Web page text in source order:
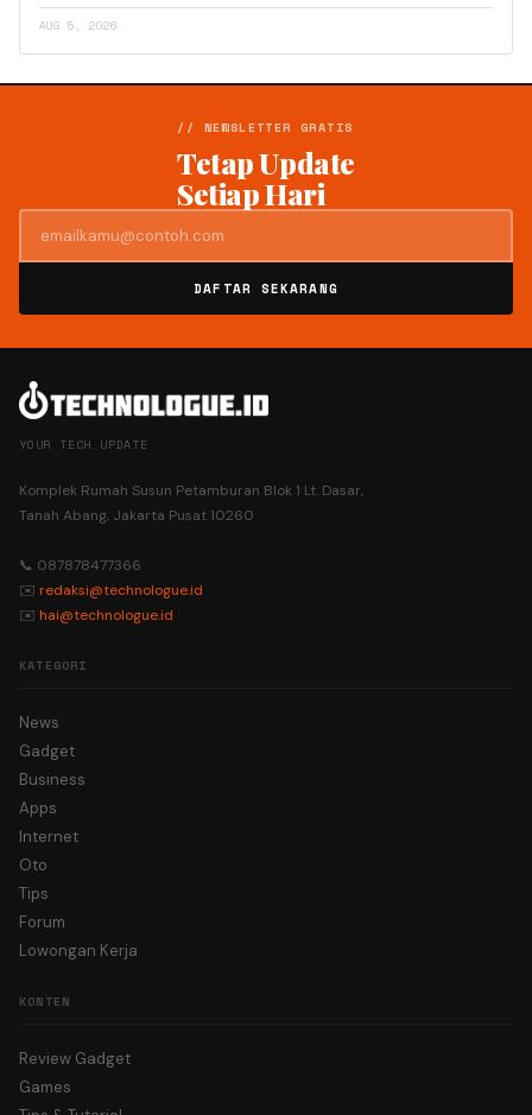
AUG 5, 2026
// NEWSLETTER GRATIS
Tetap Update
Setiap Hari
DAFTAR SEKARANG
YOUR TECH UPDATE
Komplek Rumah Susun Petamburan Blok 1 Lt. Dasar,
Tanah Abang, Jakarta Pusat 10260
📞 087878477366
✉️ redaksi@technologue.id
✉️ hai@technologue.id
KATEGORI
News
Gadget
Business
Apps
Internet
Oto
Tips
Forum
Lowongan Kerja
KONTEN
Review Gadget
Games